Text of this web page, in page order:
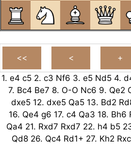
1. e4 c5 2. c3 Nf6 3. e5 Nd5 4.
7. Bc4 Be7 8. O-O Nc6 9. Qe2
dxe5 12. dxe5 Qa5 13. Bd2
16. Qe4 g6 17. c4 Qa3 18. Bh6
Qa4 21. Rxd7 Rxd7 22. h4 b5
Qd8 26. Qc4 Rd1+ 27. Kh2